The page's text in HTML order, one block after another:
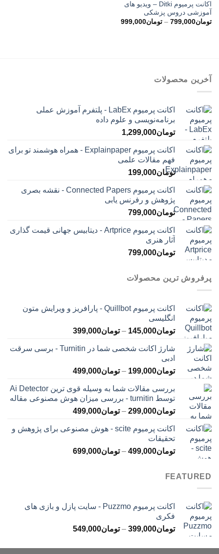
اکانت پرمیوم Ditki – ویدیو های
آموزشی دروس پزشکی
تومان799,000
– تومان999,000محدوده
آخرین محصولات
اکانت پرمیوم LabEx - پلتفرم آموزش عملی
برنامه‌نویسی و علوم داده
تومان1,299,000
اکانت پرمیوم Explainpaper - همراه هوشمند تو برای
فهم مقالات علمی
تومان199,000
اکانت پرمیوم Connected Papers - نقشه بصری
پژوهش و رفرنس یابی
تومان799,000
اکانت پرمیوم Artprice - دیتابیس جهانی قیمت ‌گذاری
آثار هنری
تومان799,000
پرفروش ترین محصولات
اکانت پرمیوم Quillbot - پارافریز و ویرایش متون
انگلیسی
تومان145,000
– تومان399,000محدوده
تومان145,000
تومان399,000
شارژ اکانت شخصی شما در Turnitin - برسی سرقت
ادبی
تومان199,000
– تومان499,000محدوده
تومان199,000
تا
تومان499,000
بررسی مقالات شما به وسیله قوی ترین Ai Detector
توسط turnitin - بررسی میزان هوش مصنوعی مقاله
تومان299,000
– تومان499,000محدوده
تومان299,000
تومان499,000
اکانت پرمیوم scite - هوش مصنوعی برای پژوهش و
تحقیقات
تومان499,000
– تومان699,000محدوده
FEATURED
اکانت پرمیوم Puzzmo - سایت پازل و بازی های
فکری
تومان399,000
– تومان549,000محدوده
تومان399,000